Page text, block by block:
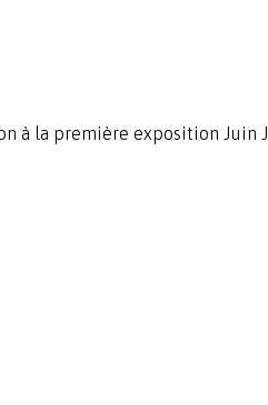
à la première exposition Juin